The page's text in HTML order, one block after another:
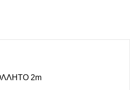
2m